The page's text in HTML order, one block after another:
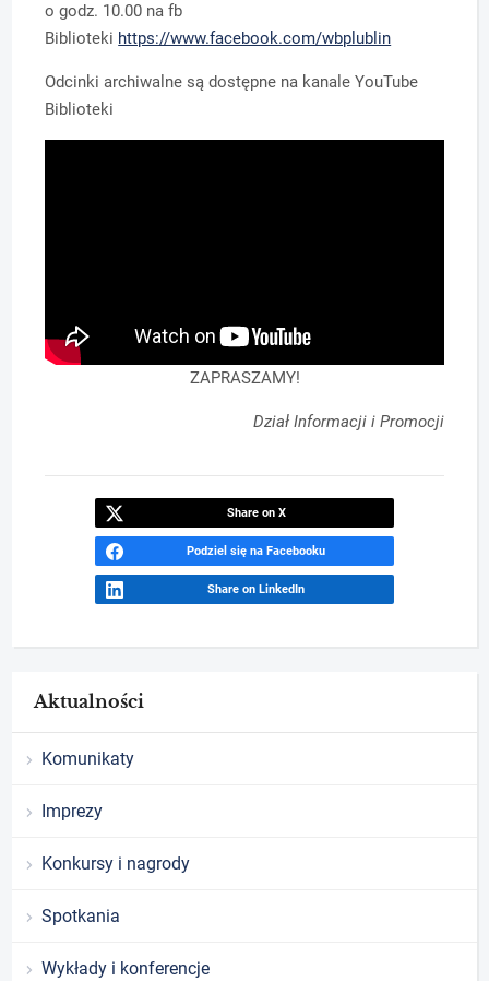
o godz. 10.00 na fb
Biblioteki https://www.facebook.com/wbplublin
Odcinki archiwalne są dostępne na kanale YouTube
Biblioteki
ZAPRASZAMY!
Dział Informacji i Promocji
Share on X
Podziel się na Facebooku
Share on LinkedIn
Aktualności
Komunikaty
Imprezy
Konkursy i nagrody
Spotkania
Wykłady i konferencje